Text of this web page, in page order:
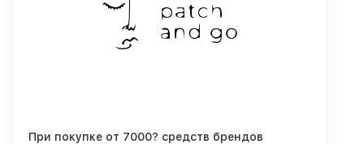
При покупке от 7000? средств брендов